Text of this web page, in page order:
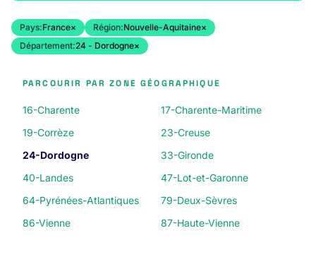
Pays:France× Région:Nouvelle-Aquitaine×
Département:24 - Dordogne×
PARCOURIR PAR ZONE GÉOGRAPHIQUE
16-Charente
17-Charente-Maritime
19-Corrèze
23-Creuse
24-Dordogne
33-Gironde
40-Landes
47-Lot-et-Garonne
64-Pyrénées-Atlantiques
79-Deux-Sèvres
86-Vienne
87-Haute-Vienne